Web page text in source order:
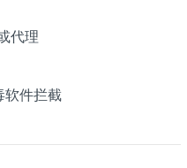
代理
软件拦截